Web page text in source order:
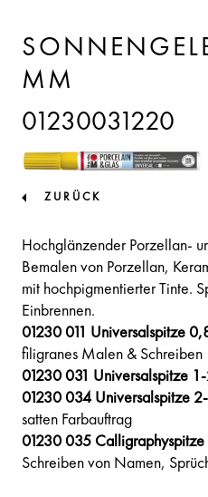
MM
01230031220
ZURÜCK
Hochglänzender Porzellan-
Bemalen von Porzellan,
mit hochpigmentierter Tinte.
Einbrennen.
01230 011 Universalspitze
filigranes Malen & Schreiben
01230 031 Universalspitze
01230 034 Universalspitze
satten Farbauftrag
01230 035
Schreiben von Namen,